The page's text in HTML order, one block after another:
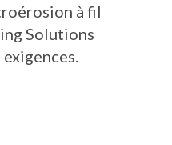
à fil
Solutions